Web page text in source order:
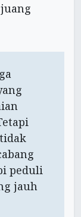
peduli
jauh